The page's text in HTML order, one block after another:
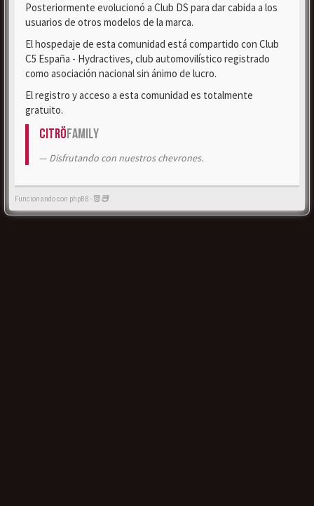
Posteriormente evolucionó a Club DS para dar cabida a los
usuarios de otros modelos de la marca.
El hospedaje de esta comunidad está compartido con Club
C5 España - Hydractives, club automovilístico registrado
como asociación nacional sin ánimo de lucro.
El registro y acceso a esta comunidad es totalmente
gratuito.
CitröFamily
Disfrutando con nuestros chevrones.
Funcionando con phpBB -